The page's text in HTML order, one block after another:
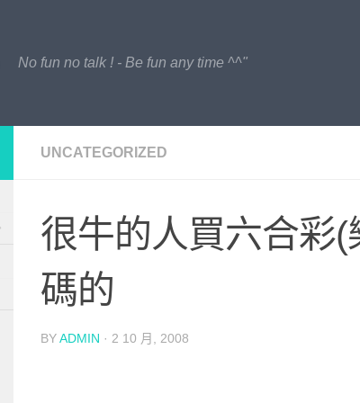
No fun no talk ! - Be fun any time ^^"
UNCATEGORIZED
很牛的人買六合彩
碼的
BYADMIN · 2 10 月, 2008